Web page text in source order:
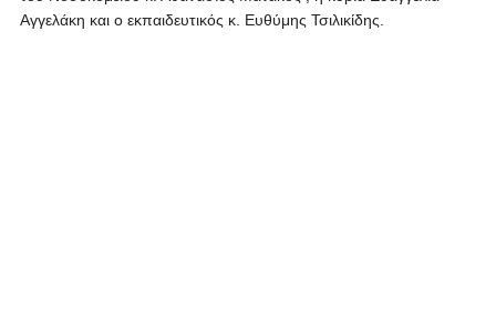
Αγγελάκη και ο εκπαιδευτικός κ. Ευθύμης Τσιλικίδης.